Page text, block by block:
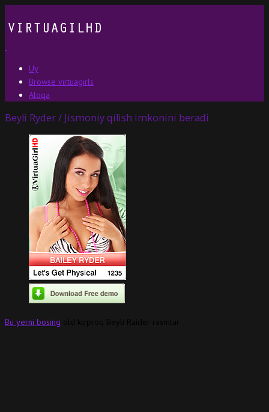
Uy
Browse virtuagirls
Aloqa
Beyli Ryder / Jismoniy qilish imkonini beradi
Bu yerni bosing